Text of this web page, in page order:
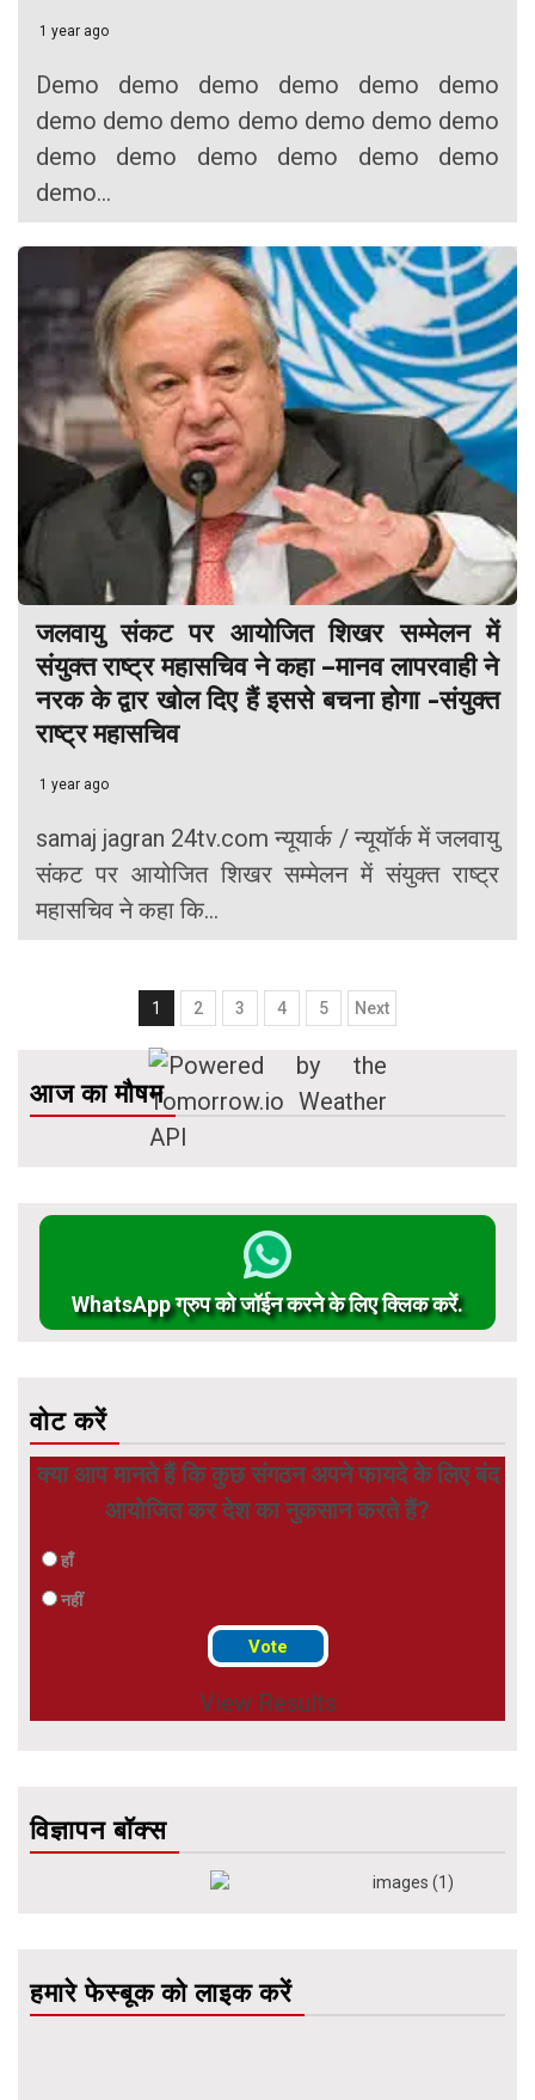
1 year ago
Demo demo demo demo demo demo
demo demo demo demo demo demo demo
demo demo demo demo demo demo
demo...
जलवायु संकट पर आयोजित शिखर सम्मेलन में
संयुक्त राष्ट्र महासचिव ने कहा –मानव लापरवाही ने
नरक के द्वार खोल दिए हैं इससे बचना होगा -संयुक्त
राष्ट्र महासचिव
1 year ago
samaj jagran 24tv.com न्यूयार्क / न्यूयॉर्क में जलवायु
संकट पर आयोजित शिखर सम्मेलन में संयुक्त राष्ट्र
महासचिव ने कहा कि...
Posts
navigation
1 2 3 4 5 Next
आज का मौषम
WhatsApp ग्रुप को जॉईन करने के लिए क्लिक करें.
वोट करें
क्या आप मानते हैं कि कुछ संगठन अपने फायदे के लिए बंद
आयोजित कर देश का नुकसान करते हैं?
हाँ
नहीं
View Results
विज्ञापन बॉक्स
हमारे फेस्बूक को लाइक करें